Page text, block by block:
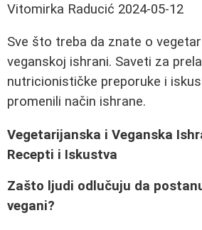
Vitomirka Raducić 2024-05-12
Sve što treba da znate o
veganskoj ishrani. Saveti za
nutricionističke preporuke i
promenili način ishrane.
Vegetarijanska i Veganska
Recepti i Iskustva
Zašto ljudi odlučuju da
vegani?